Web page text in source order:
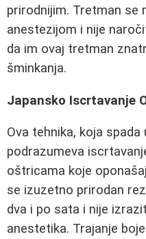
prirodnijim. Tretman se
anestezijom i nije
da im ovaj tretman
šminkanja.
Japansko Iscrtavanje
Ova tehnika, koja
podrazumeva
oštricama koje
se izuzetno prirodan
dva i po sata i nije
anestetika. Trajanje